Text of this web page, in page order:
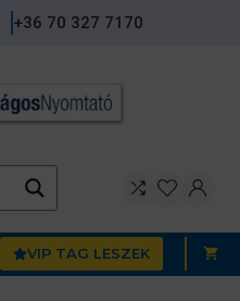
+36 70 327 7170
VIP TAG LESZEK